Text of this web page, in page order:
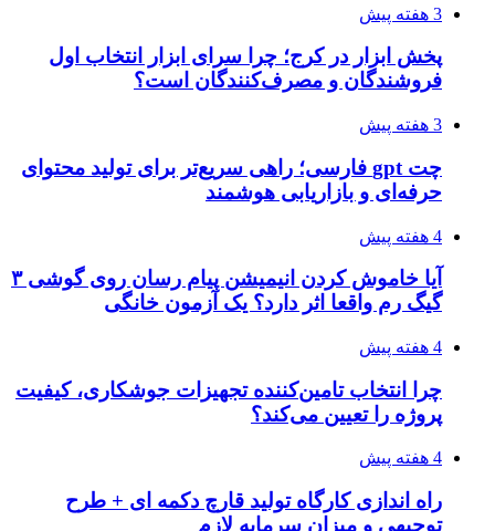
3 هفته پیش
پخش ابزار در کرج؛ چرا سرای ابزار انتخاب اول
فروشندگان و مصرف‌کنندگان است؟
3 هفته پیش
چت gpt فارسی؛ راهی سریع‌تر برای تولید محتوای
حرفه‌ای و بازاریابی هوشمند
4 هفته پیش
آیا خاموش کردن انیمیشن پیام رسان روی گوشی ۳
گیگ رم واقعا اثر دارد؟ یک آزمون خانگی
4 هفته پیش
چرا انتخاب تامین‌کننده تجهیزات جوشکاری، کیفیت
پروژه را تعیین می‌کند؟
4 هفته پیش
راه اندازی کارگاه تولید قارچ دکمه ای + طرح
توجیهی و میزان سرمایه لازم